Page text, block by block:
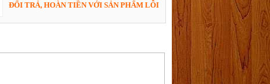
ĐỔI TRẢ, HOÀN TIỀN VỚI SẢN PHẨM LỖI